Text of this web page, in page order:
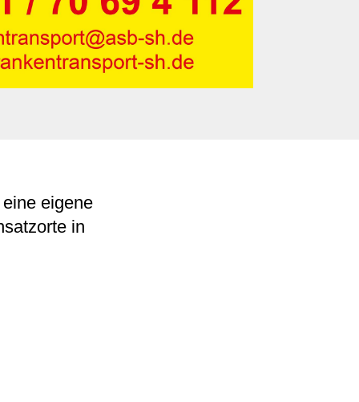
eigene
in